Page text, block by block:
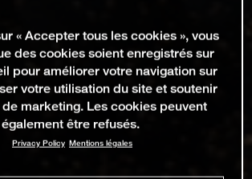
« Accepter tous les cookies », vous
des cookies soient enregistrés sur
pour améliorer votre navigation sur
votre utilisation du site et soutenir
marketing. Les cookies peuvent
également être refusés.
Privacy Policy Mentions légales